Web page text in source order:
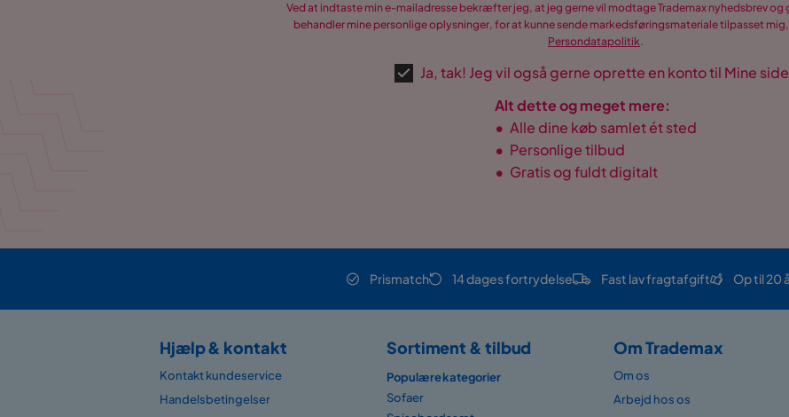
Ved at indtaste min e-mailadresse bekræfter jeg, at jeg gerne vil modtage Trademax nyhedsbrev og
behandler mine personlige oplysninger, for at kunne sende markedsføringsmateriale tilpasset mig,
Persondatapolitik.
Ja, tak! Jeg vil også gerne oprette en konto til Mine
Alt dette og meget mere:
• Alle dine køb samlet ét sted
• Personlige tilbud
• Gratis og fuldt digitalt
Prismatch 14 dages fortrydelse Fast lav fragtafgift Op til 20
Hjælp & kontakt
Kontakt kundeservice
Handelsbetingelser
Sortiment & tilbud
Populære kategorier
Sofaer
Om Trademax
Om os
Arbejd hos os